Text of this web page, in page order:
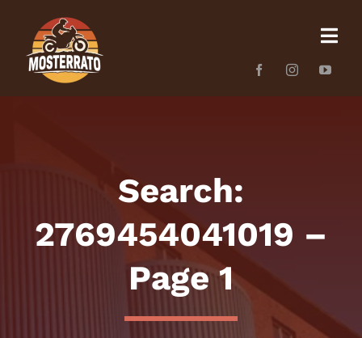
content
Search:
2769454041019 –
Page 1